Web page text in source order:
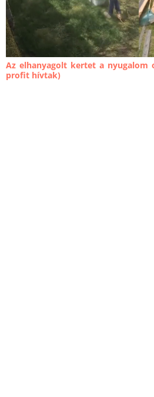
Az elhanyagolt kertet a nyugalom
profit hívtak)